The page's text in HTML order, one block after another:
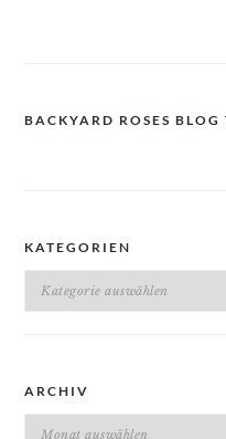
BACKYARD ROSES BLOG
KATEGORIEN
Kategorien
ARCHIV
Archiv